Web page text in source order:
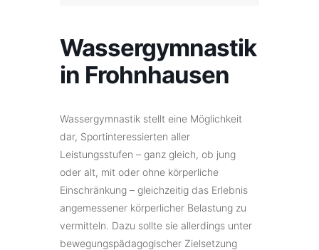
Wassergymnastik
in Frohnhausen
Wassergymnastik stellt eine Möglichkeit
dar, Sportinteressierten aller
Leistungsstufen – ganz gleich, ob jung
oder alt, mit oder ohne körperliche
Einschränkung – gleichzeitig das Erlebnis
angemessener körperlicher Belastung zu
vermitteln. Dazu sollte sie allerdings unter
bewegungspädagogischer Zielsetzung